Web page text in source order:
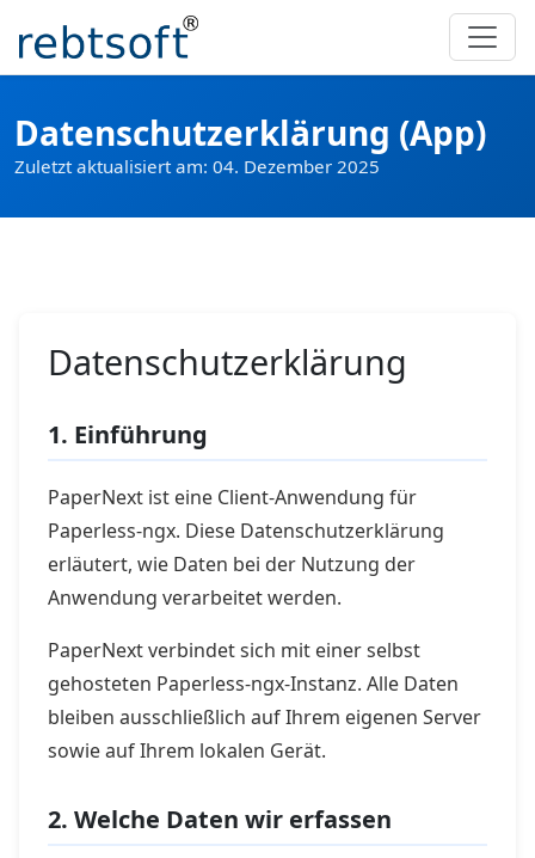
Datenschutzerklärung (App)
Zuletzt aktualisiert am: 04. Dezember 2025
Datenschutzerklärung
1. Einführung
PaperNext ist eine Client-Anwendung für
Paperless-ngx. Diese Datenschutzerklärung
erläutert, wie Daten bei der Nutzung der
Anwendung verarbeitet werden.
PaperNext verbindet sich mit einer selbst
gehosteten Paperless-ngx-Instanz. Alle Daten
bleiben ausschließlich auf Ihrem eigenen Server
sowie auf Ihrem lokalen Gerät.
2. Welche Daten wir erfassen